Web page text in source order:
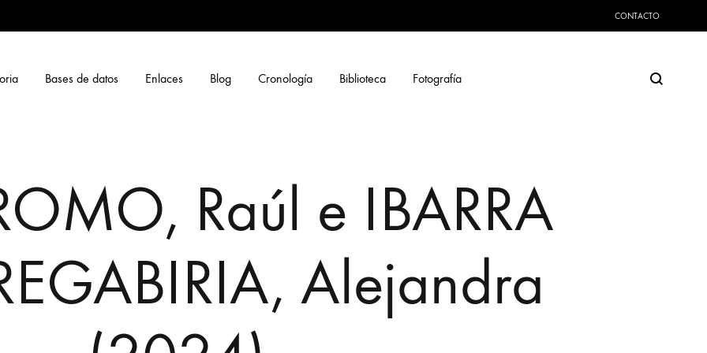
CONTACTO
Bases de datos Enlaces Blog Cronología Biblioteca Fotografía Search
Raúl e IBARRA
Alejandra